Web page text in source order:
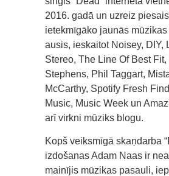
2016. gadā un uzreiz
ietekmīgāko jaunās
ausis, ieskaitot Noisey, DIY,
Stereo, The Line Of Best
Stephens, Phil Taggart,
McCarthy, Spotify Fresh
Music, Music Week un
arī virkni mūziks blogu.
Kopš veiksmīgā skaņdarba
izdošanas Adam Naas ir
mainījis mūzikas pasauli,